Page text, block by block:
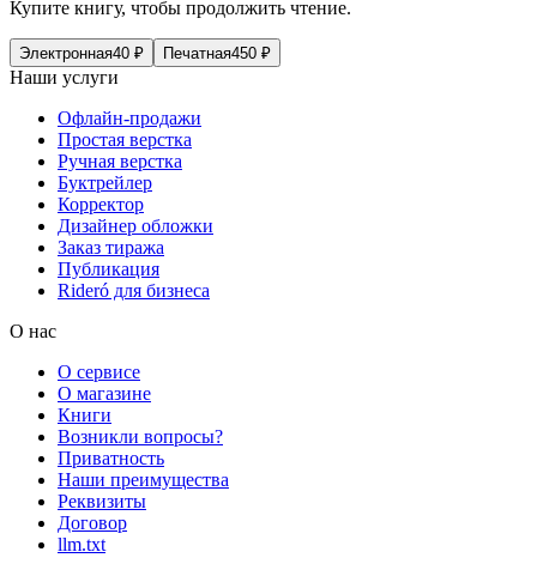
Купите книгу, чтобы продолжить чтение.
Электронная40 ₽ Печатная450 ₽
Наши услуги
Офлайн-продажи
Простая верстка
Ручная верстка
Буктрейлер
Корректор
Дизайнер обложки
Заказ тиража
Публикация
Rideró для бизнеса
О нас
О сервисе
О магазине
Книги
Возникли вопросы?
Приватность
Наши преимущества
Реквизиты
Договор
llm.txt